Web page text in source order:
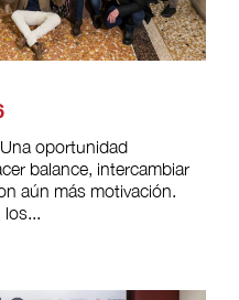
oportunidad
balance, intercambiar
aún más motivación.
los...